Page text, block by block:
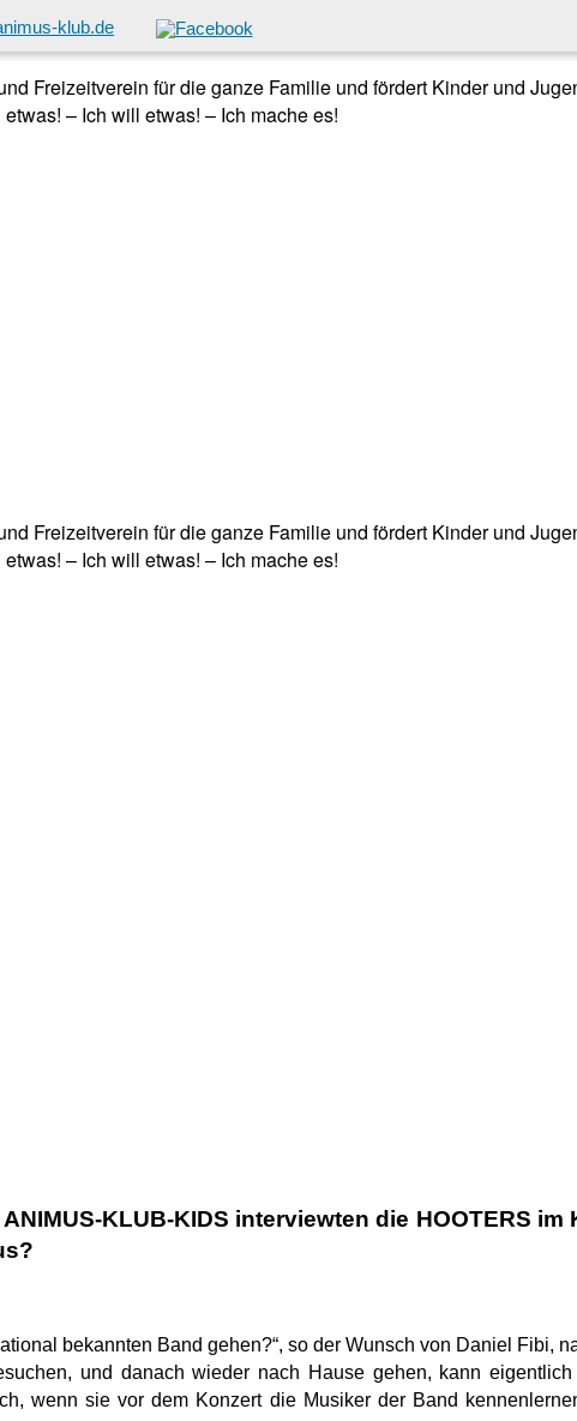
klub.de
Freizeitverein für die ganze Familie und fördert Kinder und
– Ich will etwas! – Ich mache es!
Freizeitverein für die ganze Familie und fördert Kinder und
– Ich will etwas! – Ich mache es!
ANIMUS-KLUB-KIDS interviewten die HOOTERS
bekannten Band gehen?“, so der Wunsch von Daniel Fibi,
und danach wieder nach Hause gehen, kann
wenn sie vor dem Konzert die Musiker der Band